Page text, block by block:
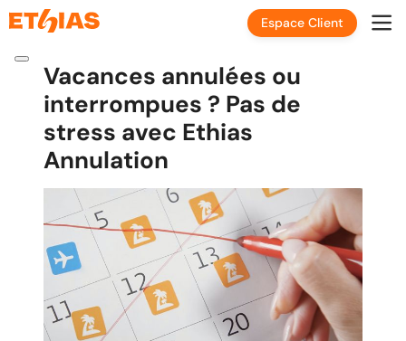
Espace Client
Vacances annulées ou
interrompues ? Pas de
stress avec Ethias
Annulation